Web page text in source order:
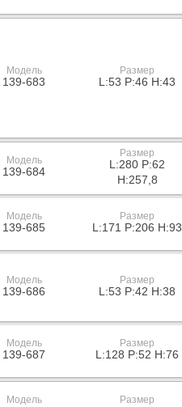
Модель
139-683
Размер
L:53 P:46 H:43
Модель
139-684
Размер
L:280 P:62
H:257,8
Модель
139-685
Размер
L:171 P:206 H:93
Модель
139-686
Размер
L:53 P:42 H:38
Модель
139-687
Размер
L:128 P:52 H:76
Модель Размер